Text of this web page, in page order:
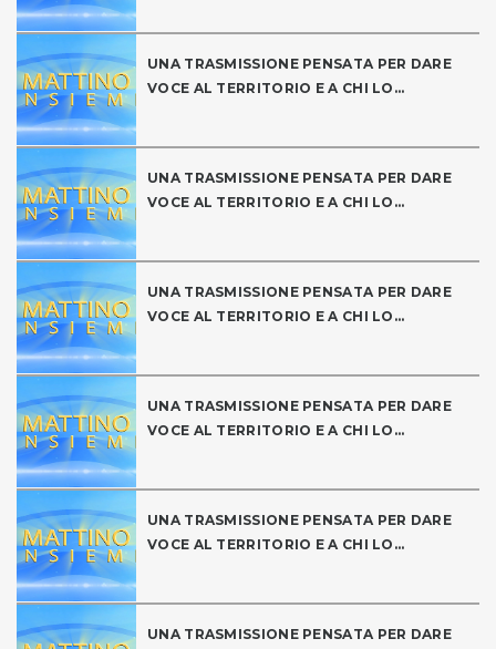
UNA TRASMISSIONE PENSATA PER DARE
VOCE AL TERRITORIO E A CHI LO...
UNA TRASMISSIONE PENSATA PER DARE
VOCE AL TERRITORIO E A CHI LO...
UNA TRASMISSIONE PENSATA PER DARE
VOCE AL TERRITORIO E A CHI LO...
UNA TRASMISSIONE PENSATA PER DARE
VOCE AL TERRITORIO E A CHI LO...
UNA TRASMISSIONE PENSATA PER DARE
VOCE AL TERRITORIO E A CHI LO...
UNA TRASMISSIONE PENSATA PER DARE